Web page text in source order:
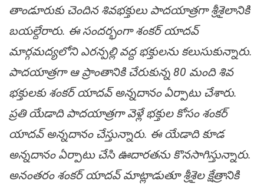
తాండూరుకు చెందిన శివభక్తులు పాదయాత్రగా శ్రీశైలానికి
బయల్దేరారు. ఈ సందర్భంగా శంకర్ యాదవ్
మార్గమద్యలోని ఎరన్పల్లి వద్ద భక్తులను కలుసుకున్నారు.
పాదయాత్రగా ఆ ప్రాంతానికి చేరుకున్న 80 మంది శివ
భక్తులకు శంకర్ యాదవ్ అన్నదానం ఏర్పాటు చేశారు.
ప్రతి యేడాది పాదయాత్రగా వెళ్లే భక్తుల కోసం శంకర్
యాదవ్ అన్నదానం చేస్తున్నారు. ఈ యేడాది కూడ
అన్నదానం ఏర్పాటు చేసి ఊదారతను కొనసాగిస్తున్నారు.
అనంతరం శంకర్ యాదవ్ మాట్లాడుతూ శ్రీశైల క్షేత్రానికి